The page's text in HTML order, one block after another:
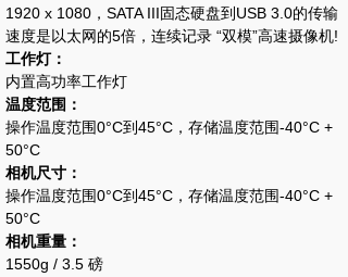
1920 x 1080，SATA III固态硬盘到USB 3.0的传输
速度是以太网的5倍，连续记录 “双模”高速摄像机!
工作灯：
内置高功率工作灯
温度范围：
操作温度范围0°C到45°C，存储温度范围-40°C +
50°C
相机尺寸：
操作温度范围0°C到45°C，存储温度范围-40°C +
50°C
相机重量：
1550g / 3.5 磅